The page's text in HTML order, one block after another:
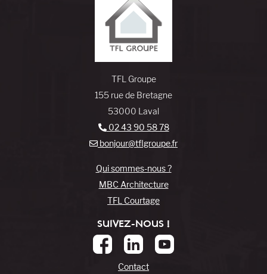
TFL Groupe
155 rue de Bretagne
53000 Laval
02 43 90 58 78
bonjour@tflgroupe.fr
Qui sommes-nous ?
MBC Architecture
TFL Courtage
SUIVEZ-NOUS !
Contact